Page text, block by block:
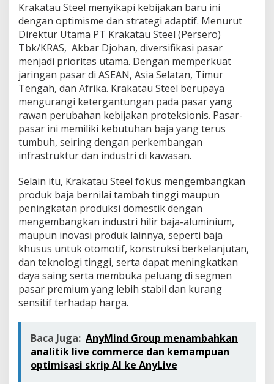
Krakatau Steel menyikapi kebijakan baru ini
dengan optimisme dan strategi adaptif. Menurut
Direktur Utama PT Krakatau Steel (Persero)
Tbk/KRAS, Akbar Djohan, diversifikasi pasar
menjadi prioritas utama. Dengan memperkuat
jaringan pasar di ASEAN, Asia Selatan, Timur
Tengah, dan Afrika. Krakatau Steel berupaya
mengurangi ketergantungan pada pasar yang
rawan perubahan kebijakan proteksionis. Pasar-
pasar ini memiliki kebutuhan baja yang terus
tumbuh, seiring dengan perkembangan
infrastruktur dan industri di kawasan.
Selain itu, Krakatau Steel fokus mengembangkan
produk baja bernilai tambah tinggi maupun
peningkatan produksi domestik dengan
mengembangkan industri hilir baja-aluminium,
maupun inovasi produk lainnya, seperti baja
khusus untuk otomotif, konstruksi berkelanjutan,
dan teknologi tinggi, serta dapat meningkatkan
daya saing serta membuka peluang di segmen
pasar premium yang lebih stabil dan kurang
sensitif terhadap harga.
Baca Juga: AnyMind Group menambahkan
analitik live commerce dan kemampuan
optimisasi skrip AI ke AnyLive